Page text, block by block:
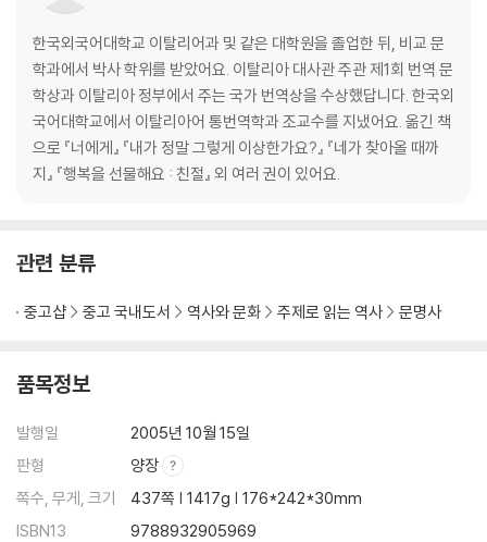
한국외국어대학교 이탈리어과 및 같은 대학원을 졸업한 뒤, 비교 문
학과에서 박사 학위를 받았어요. 이탈리아 대사관 주관 제1회 번역 문
학상과 이탈리아 정부에서 주는 국가 번역상을 수상했답니다. 한국외
국어대학교에서 이탈리아어 통번역학과 조교수를 지냈어요. 옮긴 책
으로 『너에게』 『내가 정말 그렇게 이상한가요?』 『네가 찾아올 때까
지』 『행복을 선물해요 : 친절』 외 여러 권이 있어요.
관련 분류
중고샵 중고 국내도서 역사와 문화 주제로 읽는 역사 문명사
품목정보
발행일
2005년 10월 15일
판형
양장
쪽수, 무게, 크기
437쪽 | 1417g | 176*242*30mm
ISBN13
9788932905969